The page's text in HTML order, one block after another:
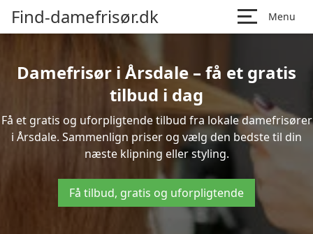
Find-damefrisør.dk Menu
Damefrisør i Årsdale – få et gratis
tilbud i dag
Få et gratis og uforpligtende tilbud fra lokale damefrisører
i Årsdale. Sammenlign priser og vælg den bedste til din
næste klipning eller styling.
Få tilbud, gratis og uforpligtende